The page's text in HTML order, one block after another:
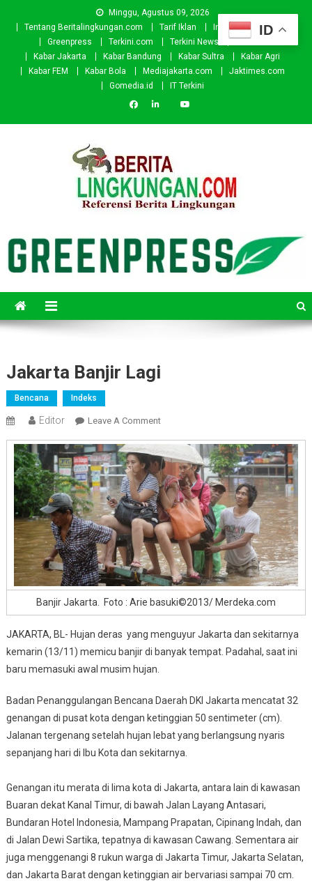
Minggu, Agustus 09, 2026
Tentang Beritalingkungan.com
Tarif Iklan Investor
Donasi
Greenpress
Terkini.com Terkini News
Kabar.id
Kabar Jakarta
Kabar Bandung Kabar Sultra
Kabar Agri
Kabar FEM
Kabar Bola Mediajakarta.com
Jaktimes.com
Gomedia.id
IT Terkini
Jakarta Banjir Lagi
Bencana Indeks
Editor Leave A CommentOn
Banjir
Lagi
Banjir Jakarta. Foto : Arie basuki©2013/ Merdeka.com
JAKARTA, BL- Hujan deras yang menguyur Jakarta dan sekitarnya
kemarin (13/11) memicu banjir di banyak tempat. Padahal, saat ini
baru memasuki awal musim hujan.
Badan Penanggulangan Bencana Daerah DKI Jakarta mencatat 32
genangan di pusat kota dengan ketinggian 50 sentimeter (cm).
Jalanan tergenang setelah hujan lebat yang berlangsung nyaris
sepanjang hari di Ibu Kota dan sekitarnya.
Genangan itu merata di lima kota di Jakarta, antara lain di kawasan
Buaran dekat Kanal Timur, di bawah Jalan Layang Antasari,
Bundaran Hotel Indonesia, Mampang Prapatan, Cipinang Indah, dan
di Jalan Dewi Sartika, tepatnya di kawasan Cawang. Sementara air
juga menggenangi 8 rukun warga di Jakarta Timur, Jakarta Selatan,
dan Jakarta Barat dengan ketinggian air bervariasi sampai 70 cm.
ID